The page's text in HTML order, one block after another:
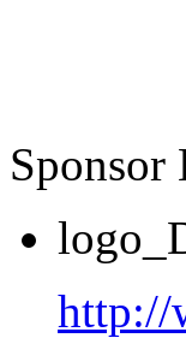
Sponsor
http://